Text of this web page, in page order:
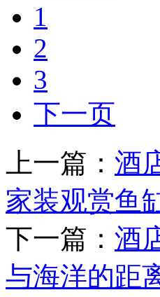
1
2
3
下一页
上一篇： 酒
家装观赏鱼
下一篇： 酒
与海洋的距